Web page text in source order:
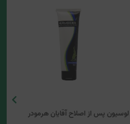
لوسیون پس از اصلاح آقايان هرمودر